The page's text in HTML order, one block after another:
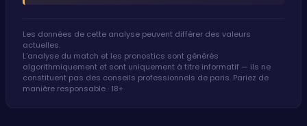
Les données de cette analyse peuvent différer des valeurs
actuelles.
L'analyse du match et les pronostics sont générés
algorithmiquement et sont uniquement à titre informatif — ils ne
constituent pas des conseils professionnels de paris. Pariez de
manière responsable · 18+